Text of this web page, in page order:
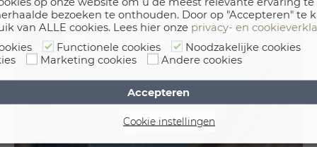
bezoeken te onthouden. Door op "Accepteren" te
van ALLE cookies. Lees hier onze privacy- en
Functionele cookies
Noodzakelijke cookies
Marketing cookies Andere cookies
Cookie instellingen
Accepteren